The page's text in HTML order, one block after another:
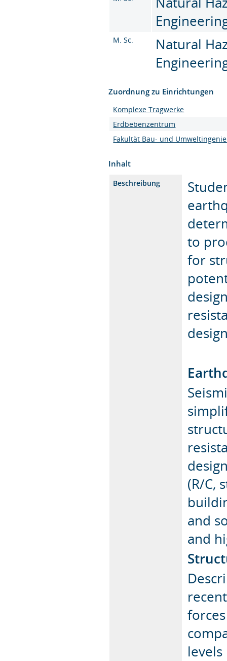
M. Sc.
Natural
Zuordnung zu Einrichtungen
Komplexe Tragwerke
Erdbebenzentrum
Fakultät Bau- und
Inhalt
Beschreibung
to
for
(R/C,
and
and
levels